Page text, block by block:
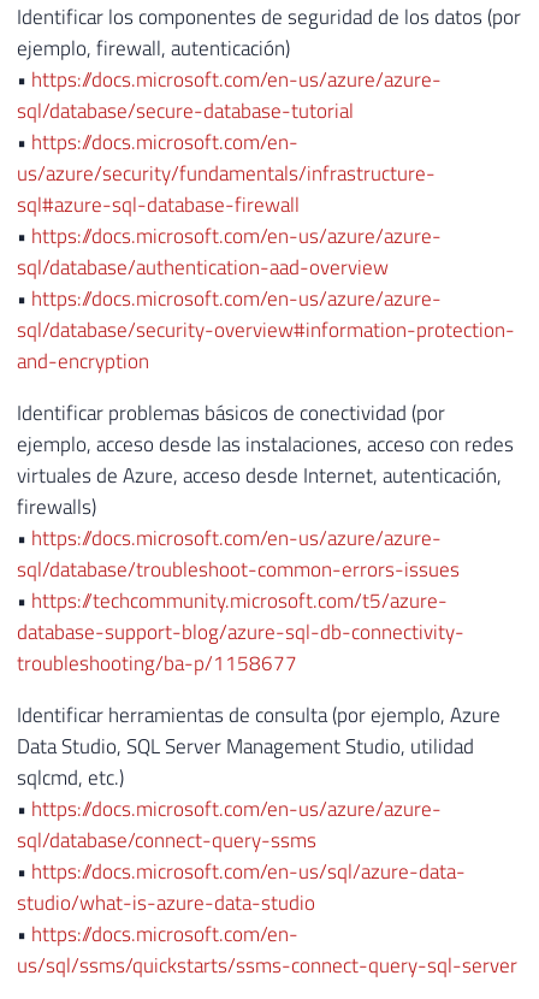
Identificar los componentes de seguridad de los datos (por
ejemplo, firewall, autenticación)
• https://docs.microsoft.com/en-us/azure/azure-
sql/database/secure-database-tutorial
• https://docs.microsoft.com/en-
us/azure/security/fundamentals/infrastructure-
sql#azure-sql-database-firewall
• https://docs.microsoft.com/en-us/azure/azure-
sql/database/authentication-aad-overview
• https://docs.microsoft.com/en-us/azure/azure-
sql/database/security-overview#information-protection-
and-encryption
Identificar problemas básicos de conectividad (por
ejemplo, acceso desde las instalaciones, acceso con redes
virtuales de Azure, acceso desde Internet, autenticación,
firewalls)
• https://docs.microsoft.com/en-us/azure/azure-
sql/database/troubleshoot-common-errors-issues
• https://techcommunity.microsoft.com/t5/azure-
database-support-blog/azure-sql-db-connectivity-
troubleshooting/ba-p/1158677
Identificar herramientas de consulta (por ejemplo, Azure
Data Studio, SQL Server Management Studio, utilidad
sqlcmd, etc.)
• https://docs.microsoft.com/en-us/azure/azure-
sql/database/connect-query-ssms
• https://docs.microsoft.com/en-us/sql/azure-data-
studio/what-is-azure-data-studio
• https://docs.microsoft.com/en-
us/sql/ssms/quickstarts/ssms-connect-query-sql-server